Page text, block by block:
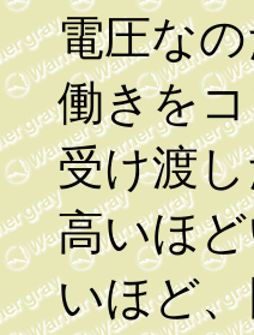
電圧な
働きを
受け渡
高いほ
いほど